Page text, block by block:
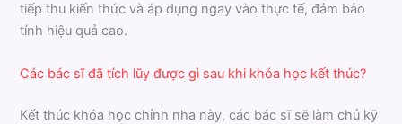
tiếp thu kiến thức và áp dụng ngay vào thực tế, đảm bảo
tính hiệu quả cao.
Các bác sĩ đã tích lũy được gì sau khi khóa học kết thúc?
Kết thúc khóa học chỉnh nha này, các bác sĩ sẽ làm chủ kỹ